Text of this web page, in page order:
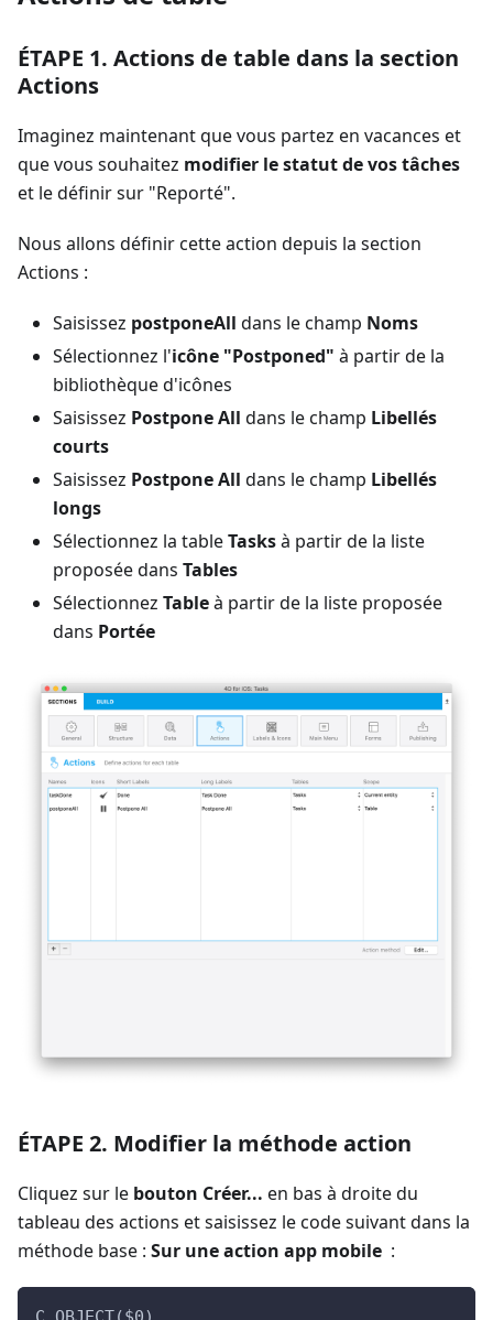
ÉTAPE 1. Actions de table dans la section
Actions
Imaginez maintenant que vous partez en vacances et
que vous souhaitez modifier le statut de vos tâches
et le définir sur "Reporté".
Nous allons définir cette action depuis la section
Actions :
Saisissez postponeAll dans le champ Noms
Sélectionnez l'icône "Postponed" à partir de la
bibliothèque d'icônes
Saisissez Postpone All dans le champ Libellés
courts
Saisissez Postpone All dans le champ Libellés
longs
Sélectionnez la tableTasksà partir de la liste
proposée dans Tables
Sélectionnez Tableà partir de la liste proposée
dans Portée
ÉTAPE 2. Modifier la méthode action
Cliquez sur le bouton Créer... en bas à droite du
tableau des actions et saisissez le code suivant dans la
méthode base : Sur une action app mobile :